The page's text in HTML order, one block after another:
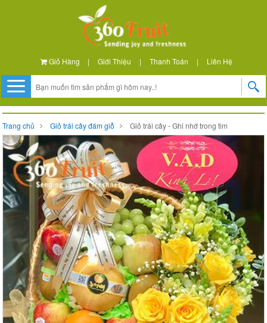
Giỏ Hàng | Giới Thiệu | Thanh Toán | Liên Hệ
Trang chủ Giỏ trái cây đám giỗ Giỏ trái cây - Ghi nhớ trong tim